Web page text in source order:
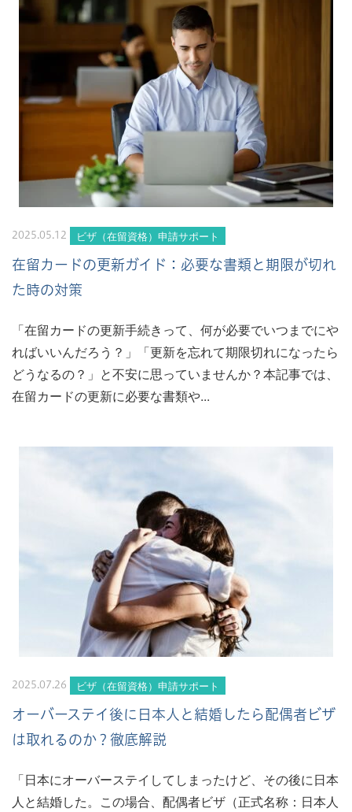
2025.05.12 ビザ（在留資格）申請サポート
在留カードの更新ガイド：必要な書類と期限が切れ
た時の対策
「在留カードの更新手続きって、何が必要でいつまでにや
ればいいんだろう？」「更新を忘れて期限切れになったら
どうなるの？」と不安に思っていませんか？本記事では、
在留カードの更新に必要な書類や...
2025.07.26 ビザ（在留資格）申請サポート
オーバーステイ後に日本人と結婚したら配偶者ビザ
は取れるのか？徹底解説
「日本にオーバーステイしてしまったけど、その後に日本
人と結婚した。この場合、配偶者ビザ（正式名称：日本人